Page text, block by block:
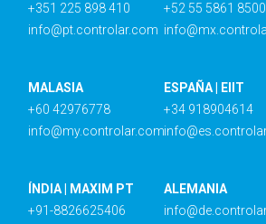
+351 225 898 410
info@pt.controlar.com
+52 55 5861 8500
MALASIA
+60 42976778
info@my.controlar.com
ESPAÑA | EIIT
+34 918904614
ÍNDIA | MAXIM PT
+91-8826625406
ALEMANIA